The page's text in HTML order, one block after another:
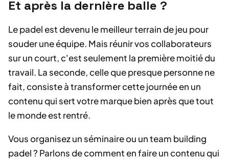
Et après la dernière balle ?
Le padel est devenu le meilleur terrain de jeu pour
souder une équipe. Mais réunir vos collaborateurs
sur un court, c'est seulement la première moitié du
travail. La seconde, celle que presque personne ne
fait, consiste à transformer cette journée en un
contenu qui sert votre marque bien après que tout
le monde est rentré.
Vous organisez un séminaire ou un team building
padel ? Parlons de comment en faire un contenu qui